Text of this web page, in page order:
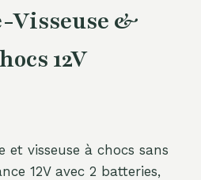
Visseuse &
12V
et visseuse à chocs sans
12V avec 2 batteries,